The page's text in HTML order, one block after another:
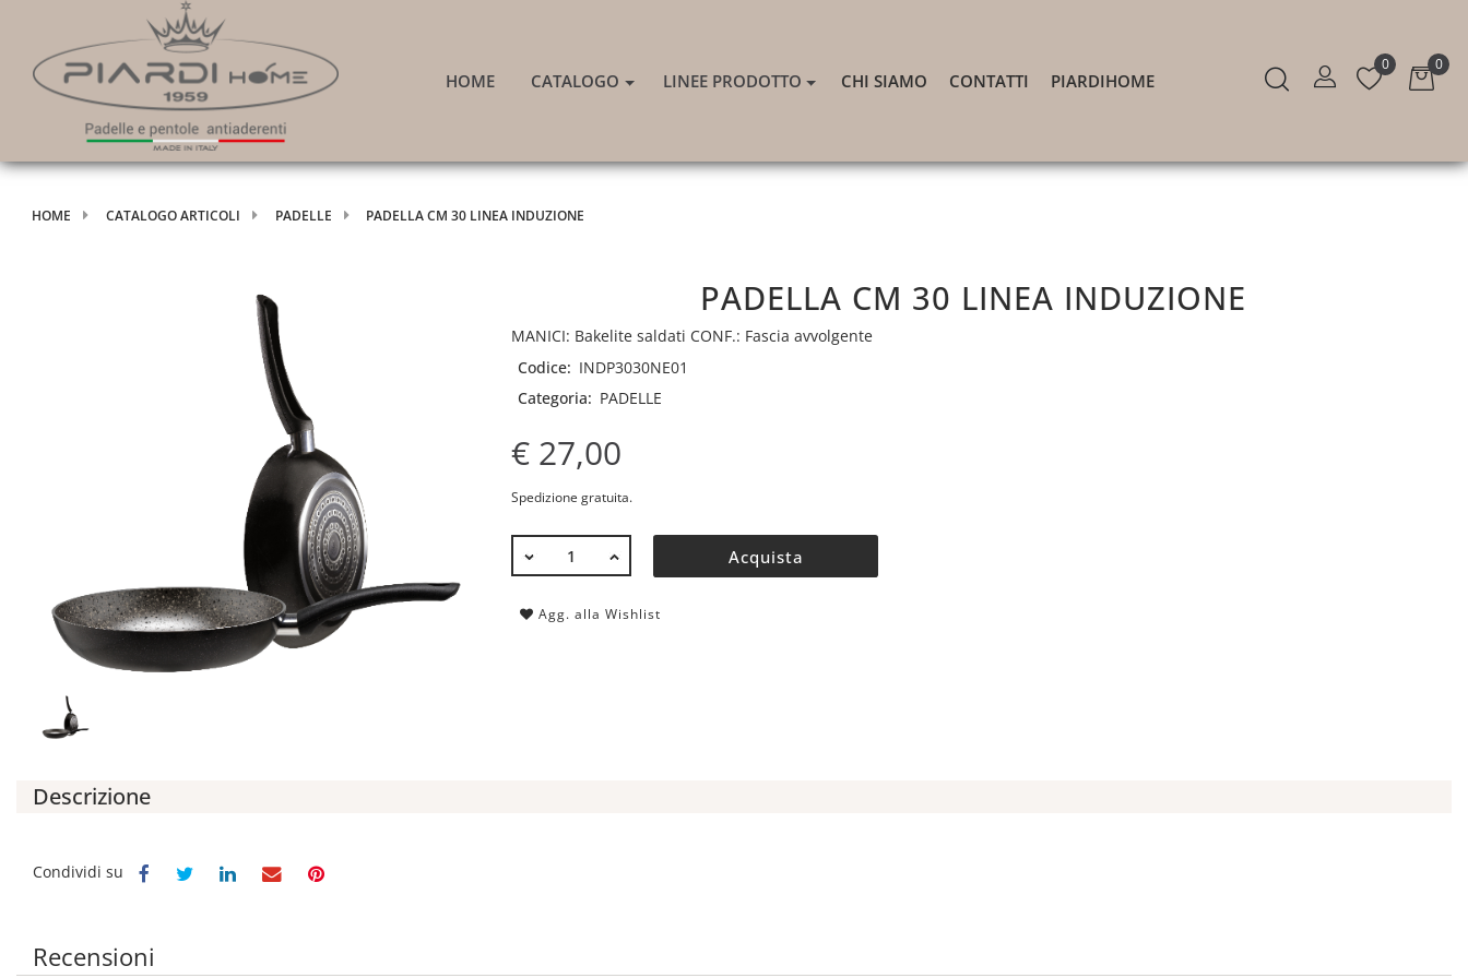
HOME CATALOGO LINEE PRODOTTO CHI SIAMO CONTATTI PIARDIHOME
0 0
HOME CATALOGO ARTICOLI PADELLE PADELLA CM 30 LINEA INDUZIONE
PADELLA CM 30 LINEA INDUZIONE
MANICI: Bakelite saldati CONF.: Fascia avvolgente
Codice: INDP3030NE01
Categoria: PADELLE
€ 27,00
Spedizione gratuita.
Acquista
Agg. alla Wishlist
Descrizione
Condividi su
Recensioni